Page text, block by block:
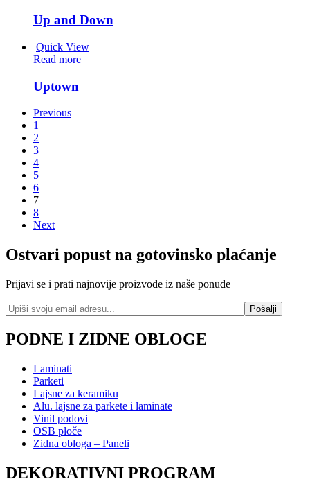
Up and Down
Quick View
Read more
Uptown
Previous
1
2
3
4
5
6
7
8
Next
Ostvari popust na gotovinsko plaćanje
Prijavi se i prati najnovije proizvode iz naše ponude
PODNE I ZIDNE OBLOGE
Laminati
Parketi
Lajsne za keramiku
Alu. lajsne za parkete i laminate
Vinil podovi
OSB ploče
Zidna obloga – Paneli
DEKORATIVNI PROGRAM